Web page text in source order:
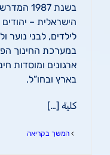
בשנת
הישראלית –
לילדים, לבני נוער
במערכת החינוך
ארגונים ומוסדות
בארץ ובחו”ל.
كلية […]
המשך בקריאה